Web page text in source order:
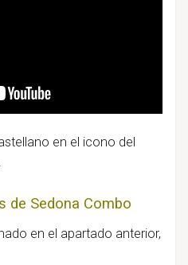
en el icono del
de Sedona Combo
en el apartado anterior,